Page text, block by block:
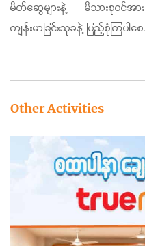
မိတ်ဆွေများနဲ့ မိသားစုဝင်အာ
ကျန်းမာခြင်းသုခနဲ့ ပြည့်စုံကြပါစေ
Other Activities